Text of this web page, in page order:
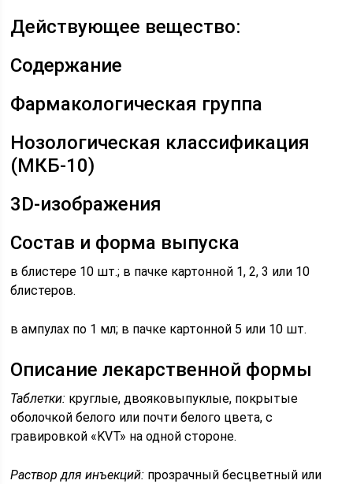
Действующее вещество:
Содержание
Фармакологическая группа
Нозологическая классификация
(МКБ-10)
3D-изображения
Состав и форма выпуска
в блистере 10 шт.; в пачке картонной 1, 2, 3 или 10
блистеров.
в ампулах по 1 мл; в пачке картонной 5 или 10 шт.
Описание лекарственной формы
Таблетки: круглые, двояковыпуклые, покрытые
оболочкой белого или почти белого цвета, с
гравировкой «KVT» на одной стороне.
Раствор для инъекций: прозрачный бесцветный или